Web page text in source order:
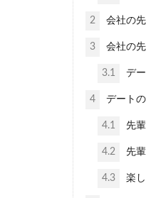
2 会社の
3 会社の
3.1 デ
4 デート
4.1 先
4.2 先
4.3 楽